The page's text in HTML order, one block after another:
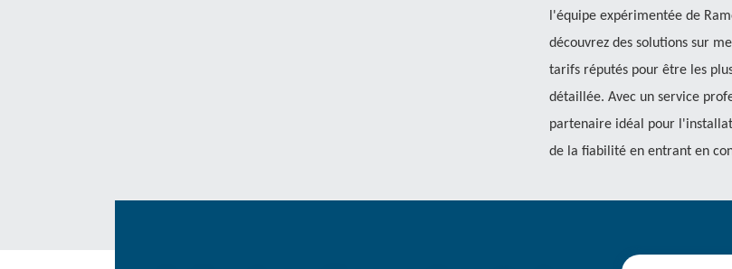
l'équipe expérimentée de
découvrez des solutions sur
tarifs réputés pour être les
détaillée. Avec un service
partenaire idéal pour
de la fiabilité en entrant en